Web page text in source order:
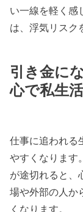
い一線を軽く感
は、浮気リスク
引き金に
心で私生
仕事に追われる
やすくなります
が途切れると、
場や外部の人か
くなります。